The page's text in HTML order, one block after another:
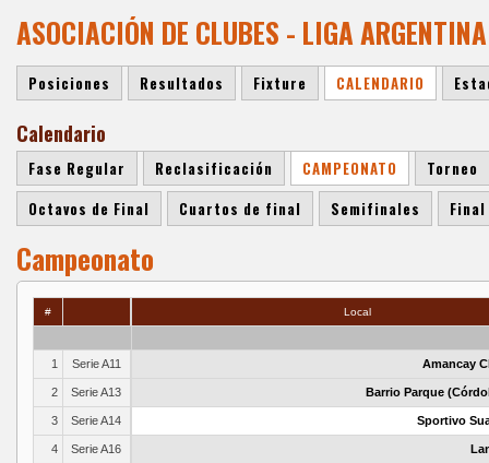
ASOCIACIÓN DE CLUBES - LIGA
Posiciones Resultados Fixture CALENDARIO
Calendario
Fase Regular Reclasificación CAMPEONATO
Torneo
Octavos de Final
Cuartos de final Semifinales Final
Campeonato
# Local
1 Serie A11 Amancay
2 Serie A13 Barrio Parque
3 Serie A14 Sportivo
4 Serie A16